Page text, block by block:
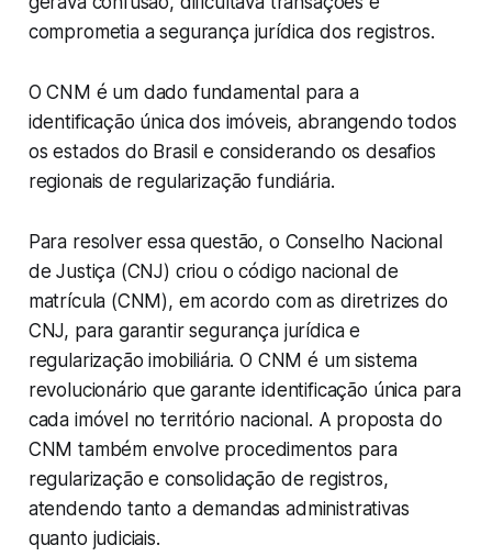
comprometia a segurança jurídica dos registros.
O CNM é um dado fundamental para a
identificação única dos imóveis, abrangendo todos
os estados do Brasil e considerando os desafios
regionais de regularização fundiária.
Para resolver essa questão, o Conselho Nacional
de Justiça (CNJ) criou o código nacional de
matrícula (CNM), em acordo com as diretrizes do
CNJ, para garantir segurança jurídica e
regularização imobiliária. O CNM é um sistema
revolucionário que garante identificação única para
cada imóvel no território nacional. A proposta do
CNM também envolve procedimentos para
regularização e consolidação de registros,
atendendo tanto a demandas administrativas
quanto judiciais.